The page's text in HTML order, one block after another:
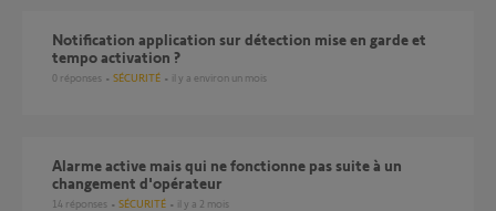
Notification application sur détection mise en garde et
tempo activation ?
0 réponses SÉCURITÉ il y a environ un mois
Alarme active mais qui ne fonctionne pas suite à un
changement d'opérateur
14 réponses SÉCURITÉ il y a 2 mois